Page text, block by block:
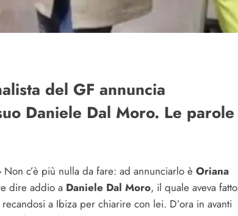
del GF annuncia
Daniele Dal Moro. Le parole
Non c’è più nulla da fare: ad annunciarlo è Oriana
dire addio a Daniele Dal Moro, il quale aveva fatto
a Ibiza per chiarire con lei. D’ora in avanti